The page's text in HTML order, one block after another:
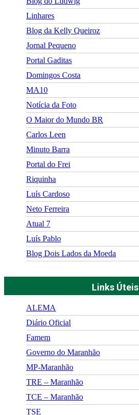
Linhares
Blog da Kelly Queiroz
Jornal Pequeno
Portal Gaditas
Domingos Costa
MA10
Notícia da Foto
O Maior do Mundo BR
Carlos Leen
Minuto Barra
Portal do Frei
Riquinha
Luís Cardoso
Neto Ferreira
Atual 7
Luís Pablo
Blog Dois Lados da Moeda
Links Úteis
ALEMA
Diário Oficial
Famem
Governo do Maranhão
MP-Maranhão
TRE – Maranhão
TCE – Maranhão
TSE